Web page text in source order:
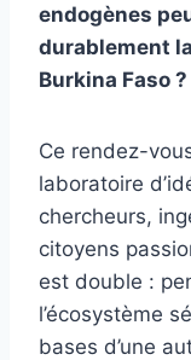
endogènes
durablement
Burkina Faso ?
Ce rendez-
laboratoire
chercheurs,
citoyens
est double :
l’écosystème
bases d’une